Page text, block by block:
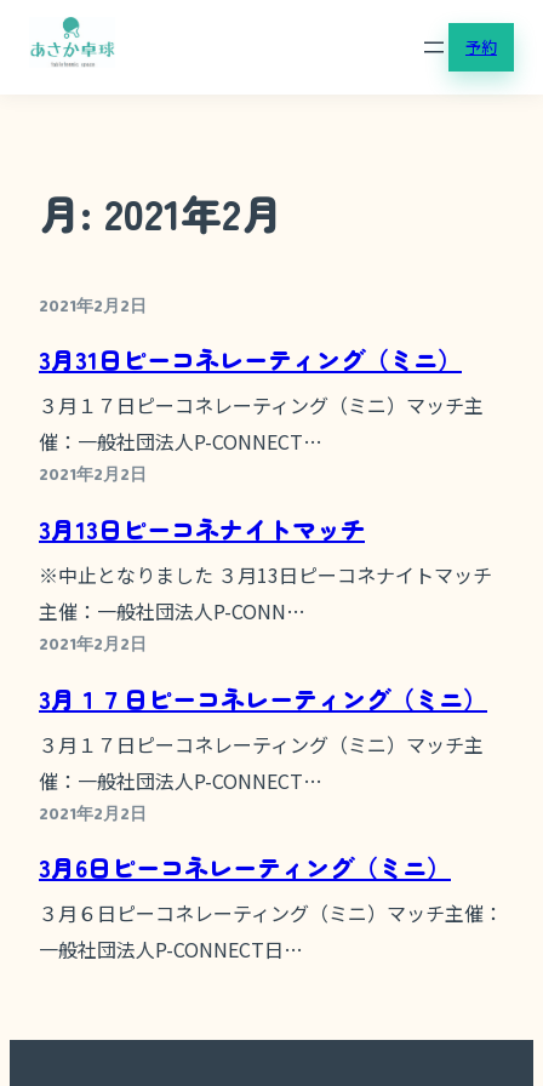
予約
月: 2021年2月
2021年2月2日
3月31日ピーコネレーティング（ミニ）
３月１７日ピーコネレーティング（ミニ）マッチ主
催：一般社団法人P-CONNECT…
2021年2月2日
3月13日ピーコネナイトマッチ
※中止となりました ３月13日ピーコネナイトマッチ
主催：一般社団法人P-CONN…
2021年2月2日
3月１７日ピーコネレーティング（ミニ）
３月１７日ピーコネレーティング（ミニ）マッチ主
催：一般社団法人P-CONNECT…
2021年2月2日
3月6日ピーコネレーティング（ミニ）
３月６日ピーコネレーティング（ミニ）マッチ主催：
一般社団法人P-CONNECT日…